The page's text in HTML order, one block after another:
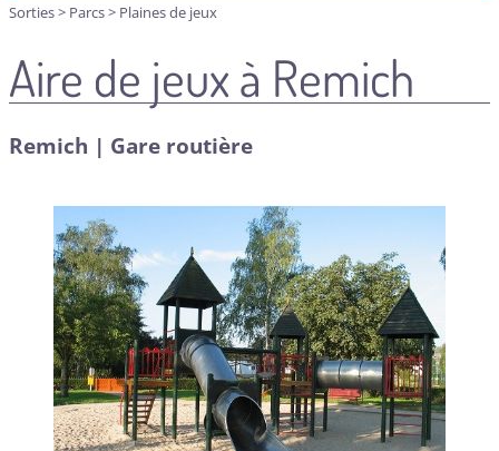
Sorties> Parcs> Plaines de jeux
Aire de jeux à Remich
Remich | Gare routière